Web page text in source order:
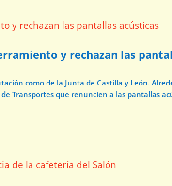
y rechazan las
como de la Junta de Castilla y León.
Transportes que renuncien a las pantallas